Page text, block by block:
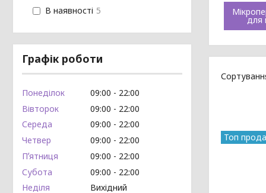
для
Топ
В наявності 5
Графік роботи
Понеділок 09:00
22:00
Вівторок
09:00
22:00
Середа
09:00
22:00
Четвер
09:00
22:00
Пʼятниця
09:00
22:00
Субота
09:00
22:00
Неділя
Вихідний